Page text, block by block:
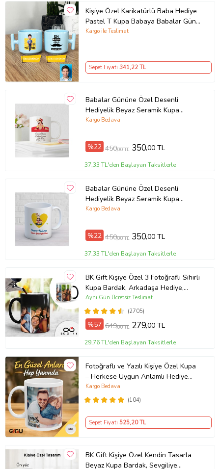
Kişiye Özel Karikatürlü Baba Hediye
Pastel T Kupa Babaya Babalar Günü
Doğum Günü Hediyesi (Mavi)
Kargo ile Teslimat
Sepet Fiyatı 341,22 TL
Babalar Gününe Özel Desenli
Hediyelik Beyaz Seramik Kupa
Bardak
Kargo Bedava
%22 450,00 TL 350,00 TL
37,33 TL'den Başlayan Taksitlerle
Babalar Gününe Özel Desenli
Hediyelik Beyaz Seramik Kupa
Bardak
Kargo Bedava
%22 450,00 TL 350,00 TL
37,33 TL'den Başlayan Taksitlerle
BK Gift Kişiye Özel 3 Fotoğraflı Sihirli
Kupa Bardak, Arkadaşa Hediye,
Sevgiliye Hediye
(2705)
Aynı Gün Ücretsiz Teslimat
%57 649,00 TL 279,00 TL
29,76 TL'den Başlayan Taksitlerle
Fotoğraflı ve Yazılı Kişiye Özel Kupa
– Herkese Uygun Anlamlı Hediye
Porselen Baskılı Kupa (Beyaz)
(104)
Kargo Bedava
Sepet Fiyatı 525,20 TL
BK Gift Kişiye Özel Kendin Tasarla
Beyaz Kupa Bardak, Sevgiliye